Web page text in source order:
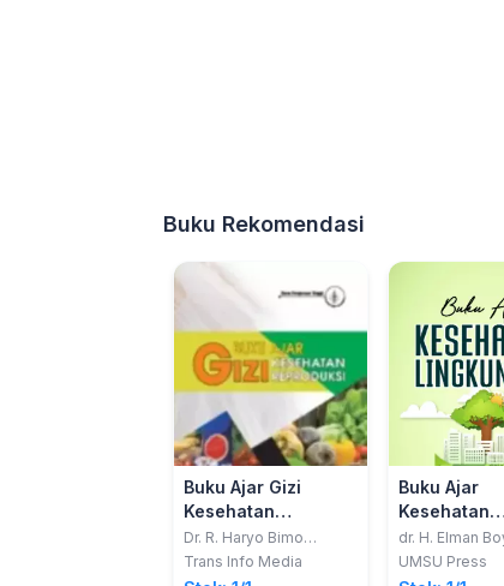
Buku Rekomendasi
Buku Ajar Gizi
Kesehatan
Reproduksi
Dr. R. Haryo Bimo
Setiarto, S.Si., M.Si.; Dr.
Trans Info Media
Buku Ajar
Kesehatan
Lingkungan
dr. H. Elman
Sp.KKLP, FIS-
UMSU Press